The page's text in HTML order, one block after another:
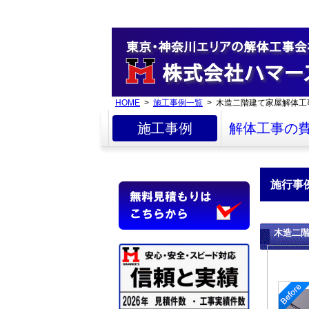
HOME > 施工事例一覧 > 木造二階建て家屋解体
施工事例 解体工事の
施行事
木造二